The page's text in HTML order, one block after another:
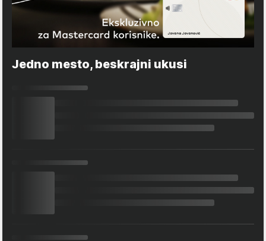
Jedno mesto, beskrajni ukusi